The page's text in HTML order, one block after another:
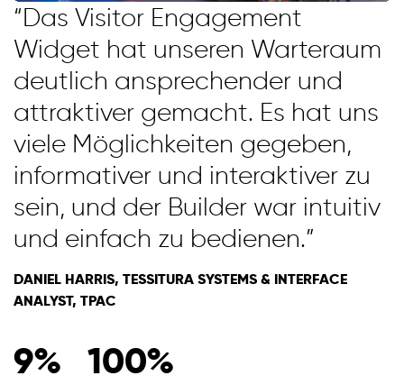
“Das Visitor Engagement
Widget hat unseren Warteraum
deutlich ansprechender und
attraktiver gemacht. Es hat uns
viele Möglichkeiten gegeben,
informativer und interaktiver zu
sein, und der Builder war intuitiv
und einfach zu bedienen.”
DANIEL HARRIS, TESSITURA SYSTEMS & INTERFACE
ANALYST, TPAC
9% 100%